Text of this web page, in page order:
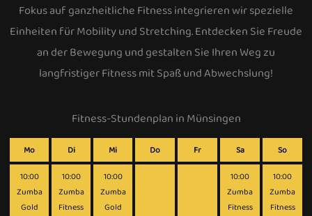
Fokus auf ganzheitliche Fitness integrieren wir spezielle
Einheiten für Mobility und Stretching. Entdecken Sie Freude
an der Bewegung und gestalten Sie Ihren Weg zu
langfristiger Fitness mit Spaß und Abwechslung!
Fitness-Stundenplan in Münsingen
Mo Di Mi Do Fr Sa So
10:00
Zumba
Gold
10:00
Zumba
Fitness
10:00
Zumba
Gold
10:00
Zumba
Fitness
10:00
Zumba
Fitness